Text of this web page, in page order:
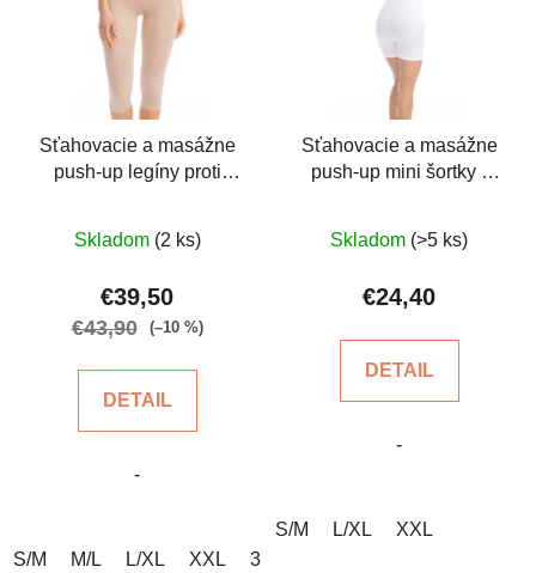
Sťahovacie a masážne
push-up legíny proti
hodnotenie
produktu
5
Skladom (2 ks)
€39,50
€43,90 (–10 %)
DETAIL
-
S/M M/L L/XL XXL 3XL/4XL
Sťahovacie a masážne
push-up mini šortky -
hodnotenie
produktu
z
hviezdičiek.
Skladom (>5 ks)
€24,40
DETAIL
-
S/M L/XL XXL